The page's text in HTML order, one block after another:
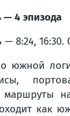
— 4 эпизода
8:24, 16:30.
южной
маршруты
как